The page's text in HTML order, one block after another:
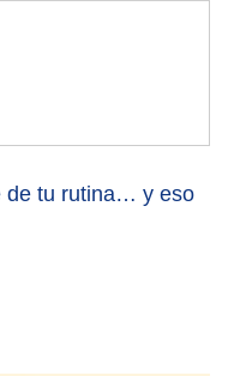
de tu rutina… y eso